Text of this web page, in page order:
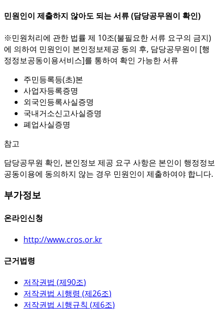
민원인이 제출하지 않아도 되는 서류 (담당공무원이 확인)
※민원처리에 관한 법률 제 10조(불필요한 서류 요구의 금지)
에 의하여 민원인이 본인정보제공 동의 후, 담당공무원이 [행
정정보공동이용서비스]를 통하여 확인 가능한 서류
주민등록등(초)본
사업자등록증명
외국인등록사실증명
국내거소신고사실증명
폐업사실증명
참고
담당공무원 확인, 본인정보 제공 요구 사항은 본인이 행정정보
공동이용에 동의하지 않는 경우 민원인이 제출하여야 합니다.
부가정보
온라인신청
http://www.cros.or.kr
근거법령
저작권법 (제90조)
저작권법 시행령 (제26조)
저작권법 시행규칙 (제6조)